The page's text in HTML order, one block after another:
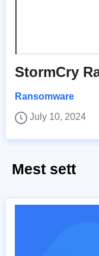
StormCry
Ransomware
July 10, 2024
Mest sett